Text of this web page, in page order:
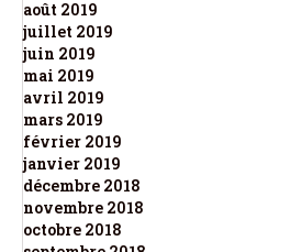
août 2019
juillet 2019
juin 2019
mai 2019
avril 2019
mars 2019
février 2019
janvier 2019
décembre 2018
novembre 2018
octobre 2018